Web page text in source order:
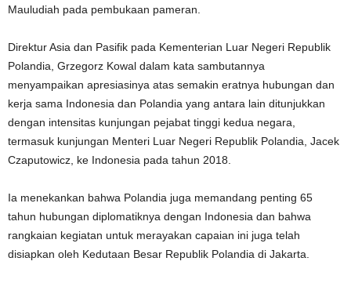
Mauludiah pada pembukaan pameran.
Direktur Asia dan Pasifik pada Kementerian Luar Negeri Republik
Polandia, Grzegorz Kowal dalam kata sambutannya
menyampaikan apresiasinya atas semakin eratnya hubungan dan
kerja sama Indonesia dan Polandia yang antara lain ditunjukkan
dengan intensitas kunjungan pejabat tinggi kedua negara,
termasuk kunjungan Menteri Luar Negeri Republik Polandia, Jacek
Czaputowicz, ke Indonesia pada tahun 2018.
Ia menekankan bahwa Polandia juga memandang penting 65
tahun hubungan diplomatiknya dengan Indonesia dan bahwa
rangkaian kegiatan untuk merayakan capaian ini juga telah
disiapkan oleh Kedutaan Besar Republik Polandia di Jakarta.